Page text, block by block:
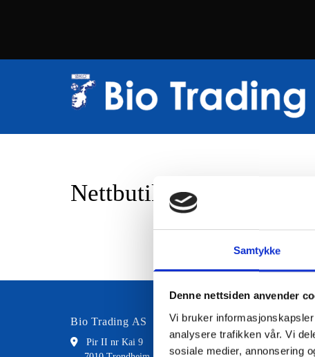
Samtykke
Denne nettsiden anvender
Vi bruker
analysere trafikken vår. Vi
sosiale medier, annonsering
Nettbutikk
Bio Trading AS
 Pir II nr Kai 9
Kontakt